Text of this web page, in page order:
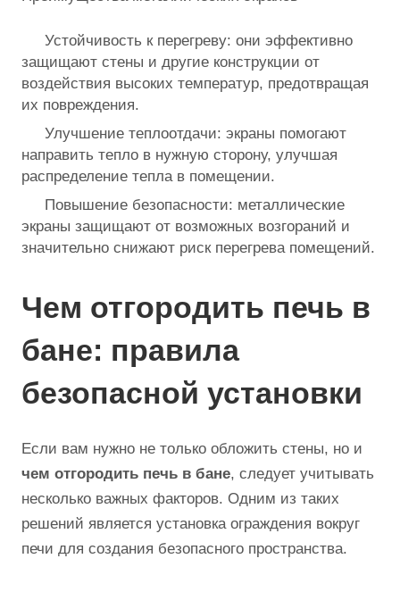
Устойчивость к перегреву: они эффективно
защищают стены и другие конструкции от
воздействия высоких температур, предотвращая
их повреждения.
Улучшение теплоотдачи: экраны помогают
направить тепло в нужную сторону, улучшая
распределение тепла в помещении.
Повышение безопасности: металлические
экраны защищают от возможных возгораний и
значительно снижают риск перегрева помещений.
Чем отгородить печь в
бане: правила
безопасной установки
Если вам нужно не только обложить стены, но и
чем отгородить печь в бане, следует учитывать
несколько важных факторов. Одним из таких
решений является установка ограждения вокруг
печи для создания безопасного пространства.